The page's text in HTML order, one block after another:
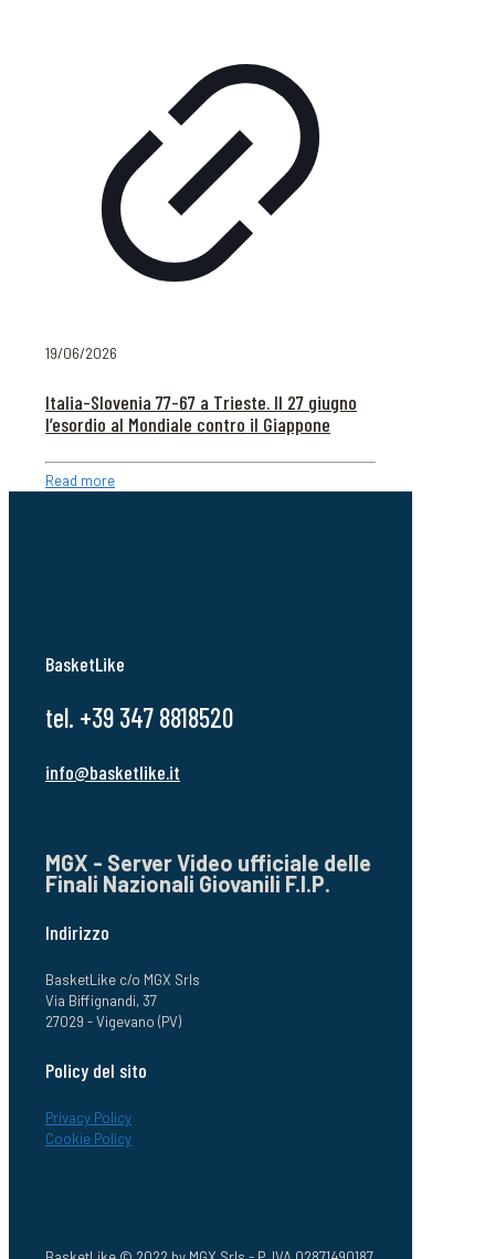
19/06/2026
Italia-Slovenia 77-67 a Trieste. Il 27 giugno
l’esordio al Mondiale contro il Giappone
Read more
BasketLike
tel. +39 347 8818520
info@basketlike.it
MGX - Server Video ufficiale delle
Finali Nazionali Giovanili F.I.P.
Indirizzo
BasketLike c/o MGX Srls
Via Biffignandi, 37
27029 - Vigevano (PV)
Policy del sito
Privacy Policy
Cookie Policy